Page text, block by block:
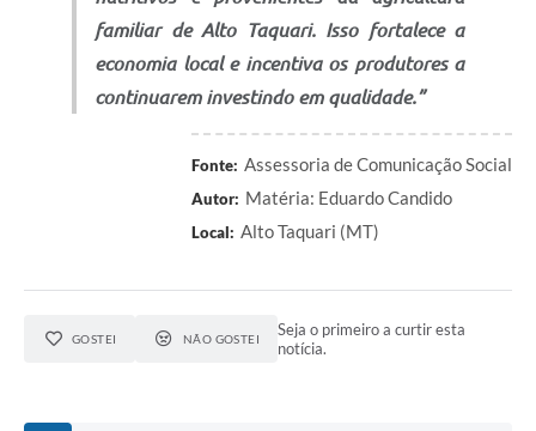
familiar de Alto Taquari. Isso fortalece a
economia local e incentiva os produtores a
continuarem investindo em qualidade.”
Fonte: Assessoria de Comunicação Social
Autor: Matéria: Eduardo Candido
Local: Alto Taquari (MT)
GOSTEI NÃO GOSTEI
Seja o primeiro a curtir esta
notícia.